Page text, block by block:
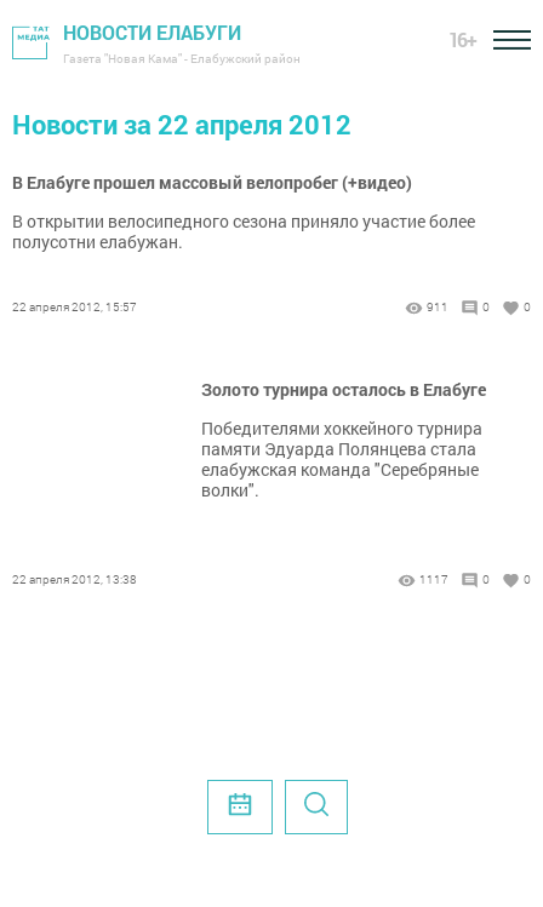
НОВОСТИ ЕЛАБУГИ
Газета "Новая Кама" - Елабужский район
16+
Новости за 22 апреля 2012
В Елабуге прошел массовый велопробег (+видео)
В открытии велосипедного сезона приняло участие более
полусотни елабужан.
22 апреля 2012, 15:57 911 0 0
Золото турнира осталось в Елабуге
Победителями хоккейного турнира
памяти Эдуарда Полянцева стала
елабужская команда "Серебряные
волки".
22 апреля 2012, 13:38 1117 0 0